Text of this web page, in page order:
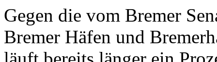
Gegen die vom Bremer
Bremer Häfen und